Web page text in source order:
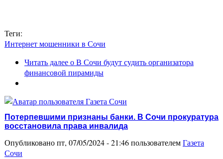
Теги:
Интернет мошенники в Сочи
Читать далеео В Сочи будут судить организатора
финансовой пирамиды
Потерпевшими признаны банки. В Сочи прокуратура
восстановила права инвалида
Опубликовано пт, 07/05/2024 - 21:46 пользователемГазета
Сочи